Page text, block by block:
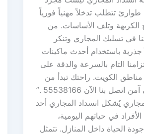
تتطلب تدخلاً مهنياً فورياً
الكريهة وتلف الأساسات. من
في تسليك المجاري وتنكر
باستخدام أحدث ماكينات
التام بالسرعة والدقة على
مناطق الكويت. راحتك تبدأ من
بيئة نظيفة وصرف صحي آمن اتصل بنا الآن 55538166 .”
يُشكل انسداد المجاري أحد
في حياتهم اليومية،
الحياة داخل المنازل. تتمثل